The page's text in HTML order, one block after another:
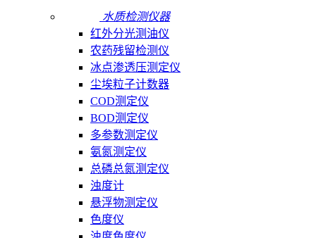
水质检测仪器
红外分光测油仪
农药残留检测仪
冰点渗透压测定仪
尘埃粒子计数器
COD测定仪
BOD测定仪
多参数测定仪
氨氮测定仪
总磷总氮测定仪
浊度计
悬浮物测定仪
色度仪